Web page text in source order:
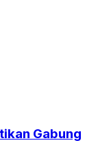
Gabung